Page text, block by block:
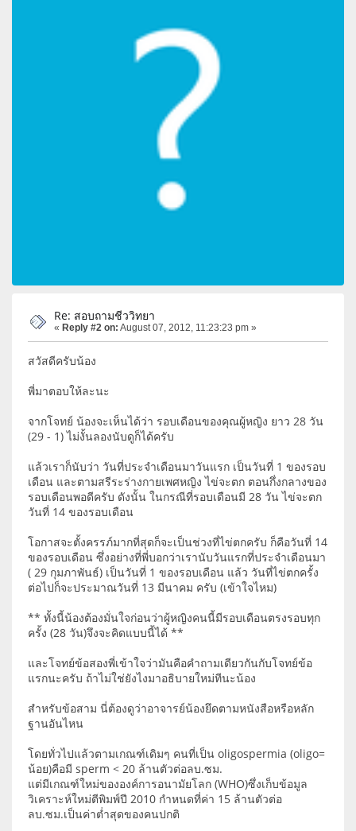
Re: สอบถามชีววิทยา
« Reply #2 on: August 07, 2012, 11:23:23 pm »
สวัสดีครับน้อง
พี่มาตอบให้ละนะ
จากโจทย์ น้องจะเห็นได้ว่า รอบเดือนของคุณผู้หญิง ยาว 28 วัน
(29 - 1) ไม่งั้นลองนับดูก็ได้ครับ
แล้วเราก็นับว่า วันที่ประจำเดือนมาวันแรก เป็นวันที่ 1 ของรอบ
เดือน และตามสรีระร่างกายเพศหญิง ไข่จะตก ตอนกึ่งกลางของ
รอบเดือนพอดีครับ ดังนั้น ในกรณีที่รอบเดือนมี 28 วัน ไข่จะตก
วันที่ 14 ของรอบเดือน
โอกาสจะตั้งครรภ์มากที่สุดก็จะเป็นช่วงที่ไข่ตกครับ ก็คือวันที่ 14
ของรอบเดือน ซึ่งอย่างที่พี่บอกว่าเรานับวันแรกที่ประจำเดือนมา
( 29 กุมภาพันธ์) เป็นวันที่ 1 ของรอบเดือน แล้ว วันที่ไข่ตกครั้ง
ต่อไปก็จะประมาณวันที่ 13 มีนาคม ครับ (เข้าใจไหม)
** ทั้งนี้น้องต้องมั่นใจก่อนว่าผู้หญิงคนนี้มีรอบเดือนตรงรอบทุก
ครั้ง (28 วัน)จึงจะคิดแบบนี้ได้ **
และโจทย์ข้อสองพี่เข้าใจว่ามันคือคำถามเดียวกันกับโจทย์ข้อ
แรกนะครับ ถ้าไม่ใช่ยังไงมาอธิบายใหม่ทีนะน้อง
สำหรับข้อสาม นี่ต้องดูว่าอาจารย์น้องยึดตามหนังสือหรือหลัก
ฐานอันไหน
โดยทั่วไปแล้วตามเกณฑ์เดิมๆ คนที่เป็น oligospermia (oligo=
น้อย)คือมี sperm < 20 ล้านตัวต่อลบ.ซม.
แต่มีเกณฑ์ใหม่ขององค์การอนามัยโลก (WHO)ซึ่งเก็บข้อมูล
วิเคราะห์ใหม่ตีพิมพ์ปี 2010 กำหนดที่ค่า 15 ล้านตัวต่อ
ลบ.ซม.เป็นค่าต่ำสุดของคนปกติ